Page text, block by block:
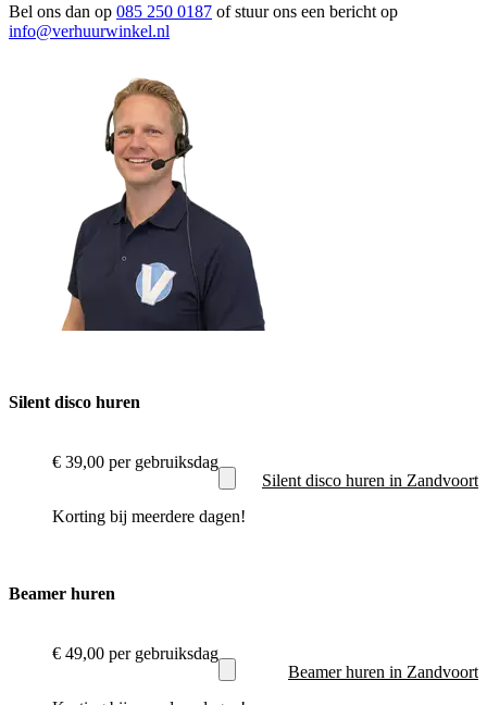
Bel ons dan op 085 250 0187 of stuur ons een bericht op
info@verhuurwinkel.nl
Silent disco huren
€ 39,00 per gebruiksdag
Korting bij meerdere dagen!
Silent disco huren in Zandvoort
Beamer huren
€ 49,00 per gebruiksdag
Beamer huren in Zandvoort